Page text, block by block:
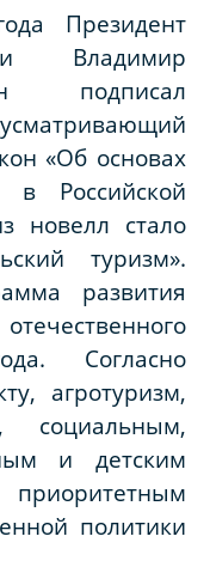
Президент
Владимир
подписал
«Об основах
в Российской
новелл стало
туризм».
развития
Согласно
агротуризм,
социальным,
и детским
политики